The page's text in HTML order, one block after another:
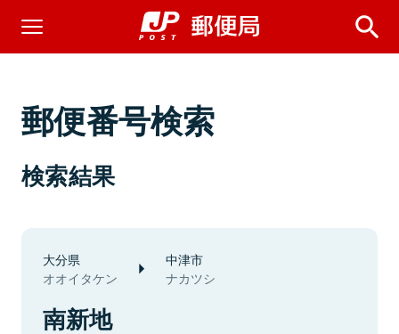
郵便番号検索
検索結果
大分県
オオイタケン
中津市
ナカツシ
南新地